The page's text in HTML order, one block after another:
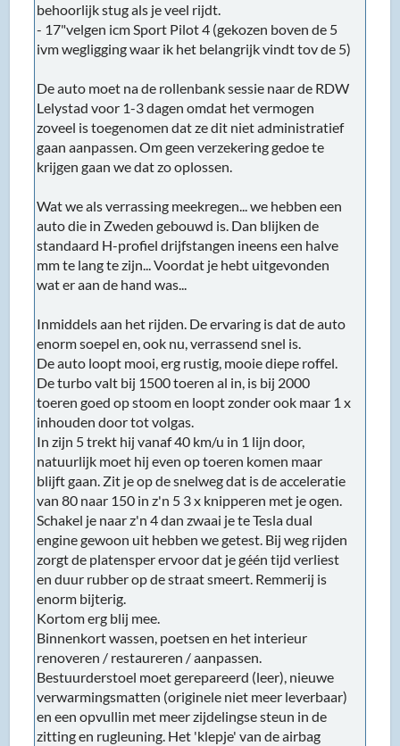
behoorlijk stug als je veel rijdt.
- 17"velgen icm Sport Pilot 4 (gekozen boven de 5
ivm wegligging waar ik het belangrijk vindt tov de 5)
De auto moet na de rollenbank sessie naar de RDW
Lelystad voor 1-3 dagen omdat het vermogen
zoveel is toegenomen dat ze dit niet administratief
gaan aanpassen. Om geen verzekering gedoe te
krijgen gaan we dat zo oplossen.
Wat we als verrassing meekregen... we hebben een
auto die in Zweden gebouwd is. Dan blijken de
standaard H-profiel drijfstangen ineens een halve
mm te lang te zijn... Voordat je hebt uitgevonden
wat er aan de hand was...
Inmiddels aan het rijden. De ervaring is dat de auto
enorm soepel en, ook nu, verrassend snel is.
De auto loopt mooi, erg rustig, mooie diepe roffel.
De turbo valt bij 1500 toeren al in, is bij 2000
toeren goed op stoom en loopt zonder ook maar 1 x
inhouden door tot volgas.
In zijn 5 trekt hij vanaf 40 km/u in 1 lijn door,
natuurlijk moet hij even op toeren komen maar
blijft gaan. Zit je op de snelweg dat is de acceleratie
van 80 naar 150 in z'n 5 3 x knipperen met je ogen.
Schakel je naar z'n 4 dan zwaai je te Tesla dual
engine gewoon uit hebben we getest. Bij weg rijden
zorgt de platensper ervoor dat je géén tijd verliest
en duur rubber op de straat smeert. Remmerij is
enorm bijterig.
Kortom erg blij mee.
Binnenkort wassen, poetsen en het interieur
renoveren / restaureren / aanpassen.
Bestuurderstoel moet gerepareerd (leer), nieuwe
verwarmingsmatten (originele niet meer leverbaar)
en een opvullin met meer zijdelingse steun in de
zitting en rugleuning. Het 'klepje' van de airbag